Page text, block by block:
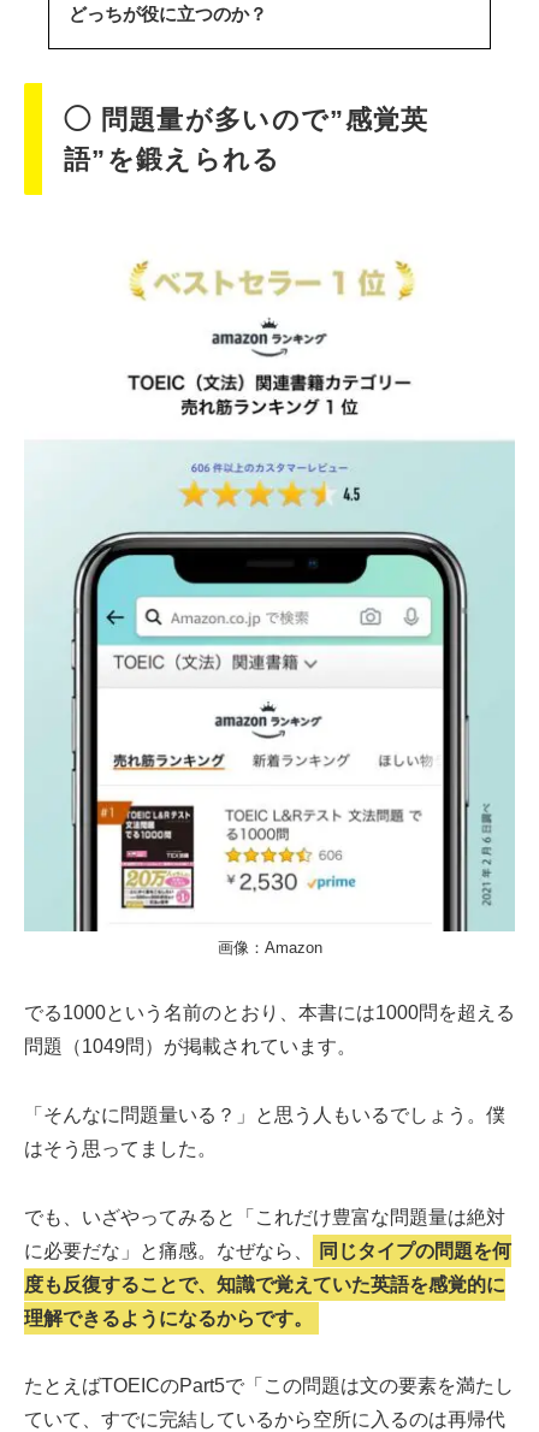
どっちが役に立つのか？
◯ 問題量が多いので”感覚英
語”を鍛えられる
画像：Amazon
でる1000という名前のとおり、本書には1000問を超える
問題（1049問）が掲載されています。
「そんなに問題量いる？」と思う人もいるでしょう。僕
はそう思ってました。
でも、いざやってみると「これだけ豊富な問題量は絶対
に必要だな」と痛感。なぜなら、
同じタイプの問題を何
度も反復することで、知識で覚えていた英語を感覚的に
理解できるようになるからです。
たとえばTOEICのPart5で「この問題は文の要素を満たし
ていて、すでに完結しているから空所に入るのは再帰代